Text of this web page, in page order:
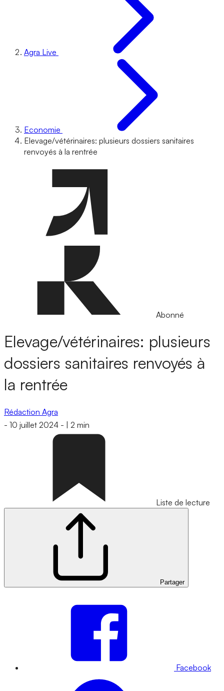
Agra Live
Economie
Elevage/vétérinaires: plusieurs dossiers sanitaires
renvoyés à la rentrée
Abonné
Elevage/vétérinaires: plusieurs
dossiers sanitaires renvoyés à
la rentrée
Rédaction Agra
- 10 juillet 2024 - 2 min
Liste de lecture
Partager
Facebook